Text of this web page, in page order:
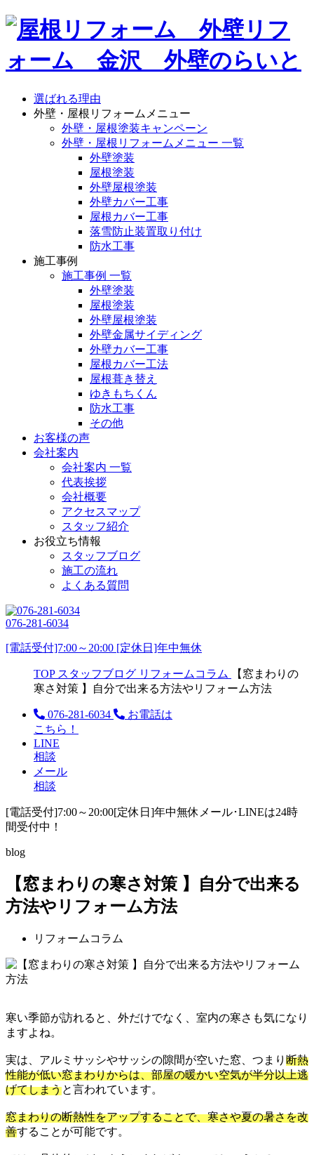
選ばれる理由
外壁・屋根リフォームメニュー
外壁・屋根塗装キャンペーン
外壁・屋根リフォームメニュー 一覧
外壁塗装
屋根塗装
外壁屋根塗装
外壁カバー工事
屋根カバー工事
落雪防止装置取り付け
防水工事
施工事例
施工事例 一覧
外壁塗装
屋根塗装
外壁屋根塗装
外壁金属サイディング
外壁カバー工事
屋根カバー工法
屋根葺き替え
ゆきもちくん
防水工事
その他
お客様の声
会社案内
会社案内 一覧
代表挨拶
会社概要
アクセスマップ
スタッフ紹介
お役立ち情報
スタッフブログ
施工の流れ
よくある質問
076-281-6034
[電話受付]7:00～20:00 [定休日]年中無休
TOP スタッフブログ リフォームコラム
【窓まわりの
寒さ対策 】自分で出来る方法やリフォーム方法
076-281-6034
お電話は
こちら！
LINE
相談
メール
相談
[電話受付]7:00～20:00[定休日]年中無休 メール･LINEは24時
間受付中！
blog
【窓まわりの寒さ対策 】自分で出来る
方法やリフォーム方法
リフォームコラム
寒い季節が訪れると、外だけでなく、室内の寒さも気になり
ますよね。
実は、アルミサッシやサッシの隙間が空いた窓、つまり 断熱
性能が低い窓まわりからは、部屋の暖かい空気が半分以上逃
げてしまうと言われています。
窓まわりの断熱性をアップすることで、寒さや夏の暑さを改
善することが可能です。